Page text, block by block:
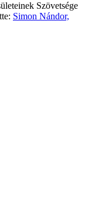
Szövetsége
Simon Nándor,